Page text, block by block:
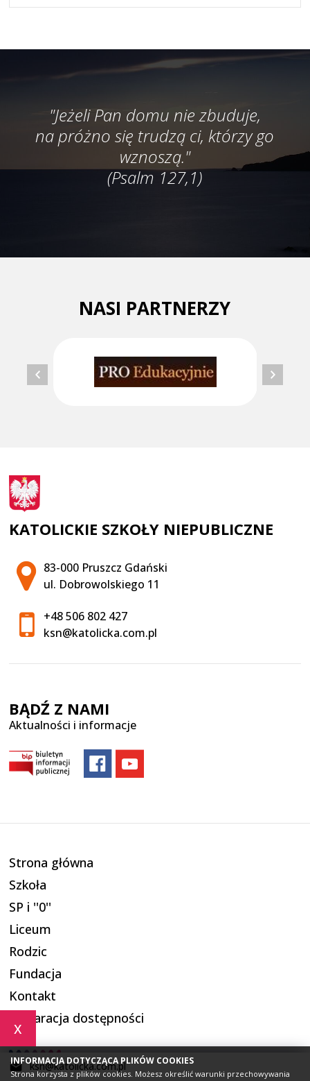
x
INFORMACJA DOTYCZĄCA PLIKÓW COOKIES
Strona korzysta z plików cookies. Możesz określić warunki przechowywania
ksn@katolicka.com.pl
"Jeżeli Pan domu nie zbuduje,
na próżno się trudzą ci, którzy go
wznoszą."
(Psalm 127,1)
NASI PARTNERZY
KATOLICKIE SZKOŁY NIEPUBLICZNE
Adres pocztowy:
83-000 Pruszcz Gdański
ul. Dobrowolskiego 11
+48 506 802 427
ksn@katolicka.com.pl
BĄDŹ Z NAMI
Aktualności i informacje
Strona główna
Szkoła
SP i ''0''
Liceum
Rodzic
Fundacja
Kontakt
Deklaracja dostępności